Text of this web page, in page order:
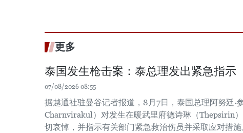
更多
泰国发生枪击案：泰总理发出紧急指示
07/08/2026 08:55
据越通社驻曼谷记者报道，8月7日，泰国总理阿努廷·
Charnvirakul）对发生在暖武里府德诗琳（Thepsirin
切哀悼，并指示有关部门紧急救治伤员并采取应对措施